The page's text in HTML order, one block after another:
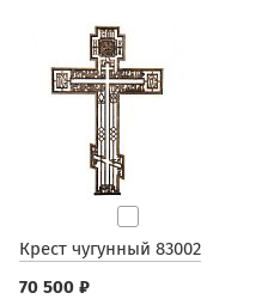
Крест чугунный 83002
70 500 ₽